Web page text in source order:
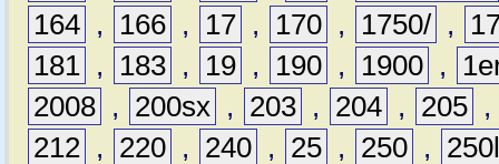
164 , 166 , 17 , 170 , 1750/ ,
181 , 183 , 19 , 190 , 1900 ,
2008 , 200sx , 203 , 204 , 205 ,
212 , 220 , 240 , 25 , 250 ,